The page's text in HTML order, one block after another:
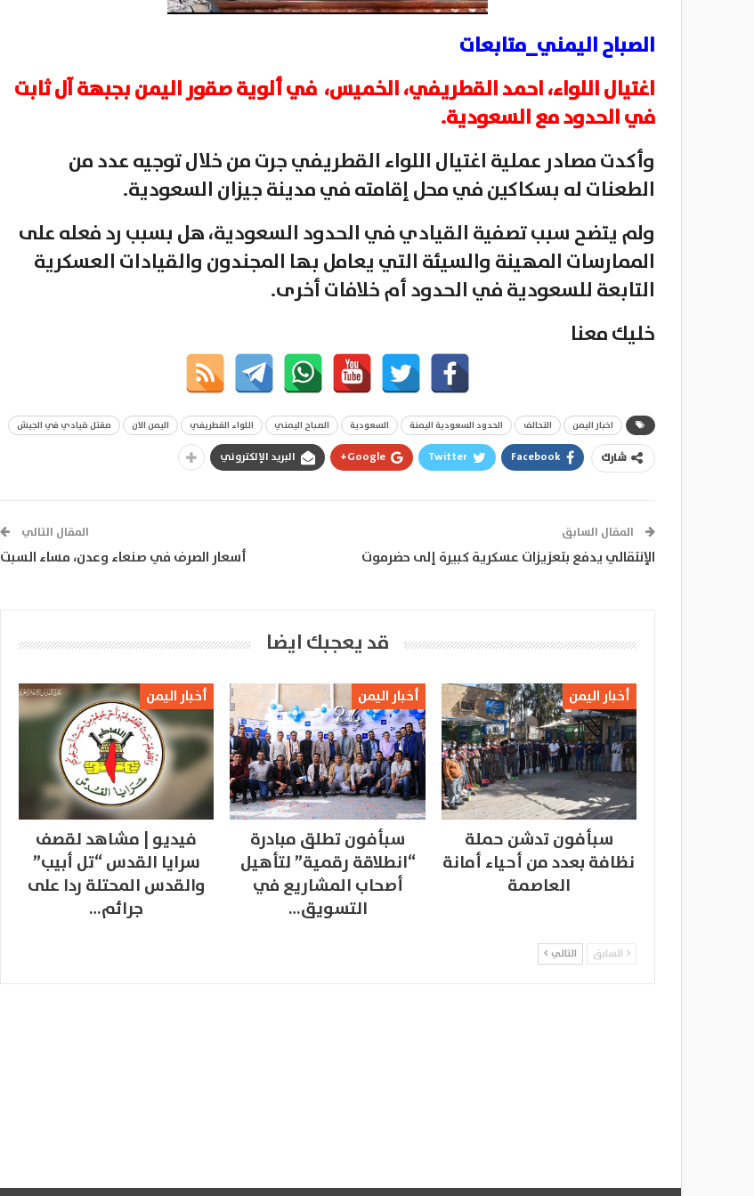
الصباح اليمني_متابعات
اغتيال اللواء، احمد القطريفي، الخميس، في ألوية صقور اليمن بجبهة آل ثابت
في الحدود مع السعودية.
وأكدت مصادر عملية اغتيال اللواء القطريفي جرت من خلال توجيه عدد من
الطعنات له بسكاكين في محل إقامته في مدينة جيزان السعودية.
ولم يتضح سبب تصفية القيادي في الحدود السعودية، هل بسبب رد فعله على
الممارسات المهينة والسيئة التي يعامل بها المجندون والقيادات العسكرية
التابعة للسعودية في الحدود أم خلافات أخرى.
خليك معنا
اخبار اليمن التحالف الحدود السعودية اليمنة السعودية الصباح اليمني اللواء القطريفي اليمن الان مقتل قيادي في الجيش
شارك Facebook
Twitter
Google+ البريد الإلكتروني
المقال السابق
الإنتقالي يدفع بتعزيزات عسكرية كبيرة إلى حضرموت
المقال التالي
أسعار الصرف في صنعاء وعدن، مساء السبت
قد يعجبك ايضا
أخبار اليمن
سبأفون تدشن حملة
نظافة بعدد من أحياء أمانة
العاصمة
أخبار اليمن
سبأفون تطلق مبادرة
“انطلاقة رقمية” لتأهيل
أصحاب المشاريع في
التسويق…
أخبار اليمن
فيديو | مشاهد لقصف
سرايا القدس “تل أبيب”
والقدس المحتلة ردا على
جرائم…
السابق التالي